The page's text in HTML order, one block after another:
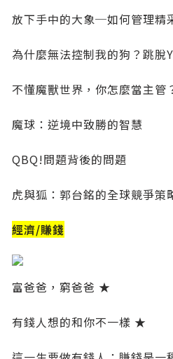
放下手中的大象─如何管理精
為什麼無法控制我的狗？跳
不懂魔獸世界，你怎麼當主管
魔球：逆境中致勝的智慧
QBQ!問題背後的問題
虎與狐：郭台銘的全球競爭策
經濟/賺錢
富爸爸，窮爸爸 ★
有錢人想的和你不一樣 ★